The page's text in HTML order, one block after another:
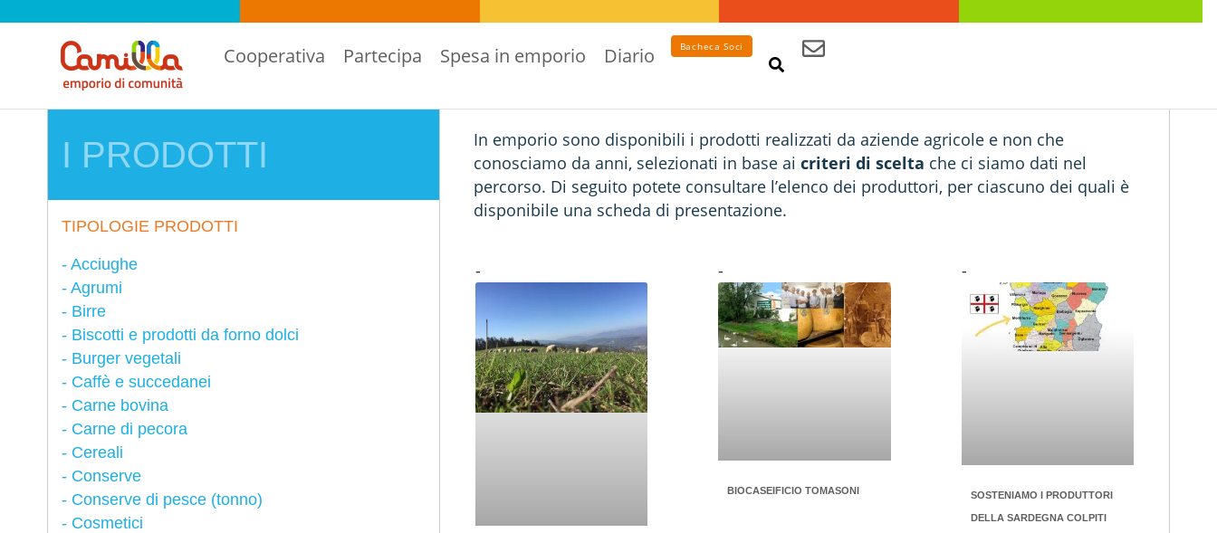
Cooperativa Partecipa Spesa in emporio Diario Bacheca Soci
I PRODOTTI
TIPOLOGIE PRODOTTI
Acciughe
Agrumi
Birre
Biscotti e prodotti da forno dolci
Burger vegetali
Caffè e succedanei
Carne bovina
Carne di pecora
Cereali
Conserve
Conserve di pesce (tonno)
Cosmetici
In emporio sono disponibili i prodotti realizzati da aziende agricole e non che
conosciamo da anni, selezionati in base ai criteri di scelta che ci siamo dati nel
percorso. Di seguito potete consultare l’elenco dei produttori, per ciascuno dei quali è
disponibile una scheda di presentazione.
BIOCASEIFICIO TOMASONI SOSTENIAMO I PRODUTTORI
DELLA SARDEGNA COLPITI